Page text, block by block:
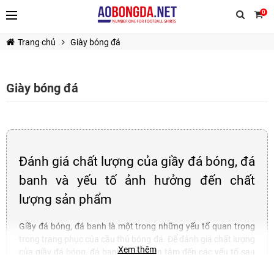
0
TIẾP TỤC MUA HÀNG
Trang chủ Giày bóng đá
Giày bóng đá
Đánh giá chất lượng của giầy đá bóng, đá
banh và yếu tố ảnh hưởng đến chất
lượng sản phẩm
Giầy đá bóng, đá banh là một trong những yếu tố quan trọng
trong trang phục của cầu thủ bóng đá. Để đánh giá chất lượng
của giầy đá bóng, đá banh, cần quan tâm đến các yếu tố sau
Xem thêm